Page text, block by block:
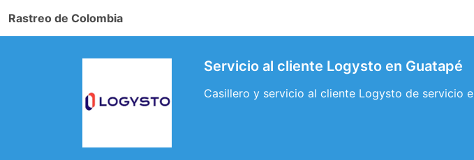
Rastreo de Colombia
Servicio al cliente Logysto en Guatapé
Casillero y servicio al cliente Logysto de servicio